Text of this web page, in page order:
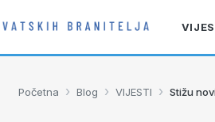
Početna › Blog › VIJESTI › Stižu